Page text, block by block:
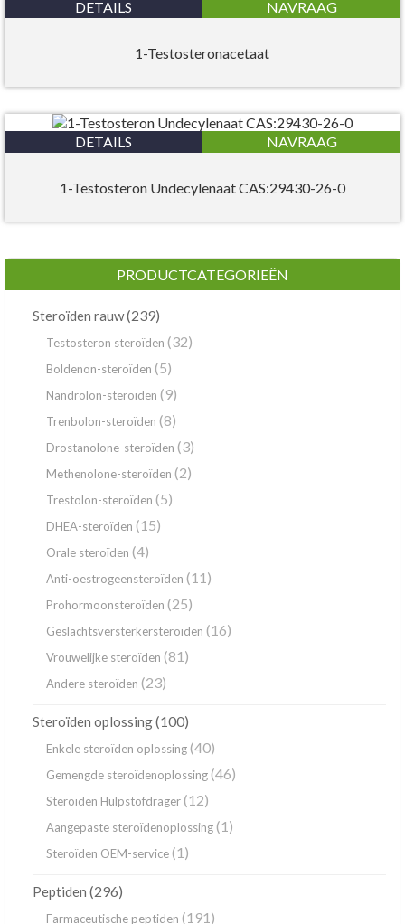
DETAILS NAVRAAG
1-Testosteronacetaat
DETAILS NAVRAAG
1-Testosteron Undecylenaat CAS:29430-26-0
PRODUCTCATEGORIEËN
Steroïden rauw(239)
Testosteron steroïden (32)
Boldenon-steroïden (5)
Nandrolon-steroïden (9)
Trenbolon-steroïden (8)
Drostanolone-steroïden (3)
Methenolone-steroïden (2)
Trestolon-steroïden (5)
DHEA-steroïden (15)
Orale steroïden (4)
Anti-oestrogeensteroïden (11)
Prohormoonsteroïden (25)
Geslachtsversterkersteroïden (16)
Vrouwelijke steroïden (81)
Andere steroïden (23)
Steroïden oplossing(100)
Enkele steroïden oplossing(40)
Gemengde steroïdenoplossing(46)
Steroïden Hulpstofdrager(12)
Aangepaste steroïdenoplossing(1)
Steroïden OEM-service(1)
Peptiden (296)
Farmaceutische peptiden (191)